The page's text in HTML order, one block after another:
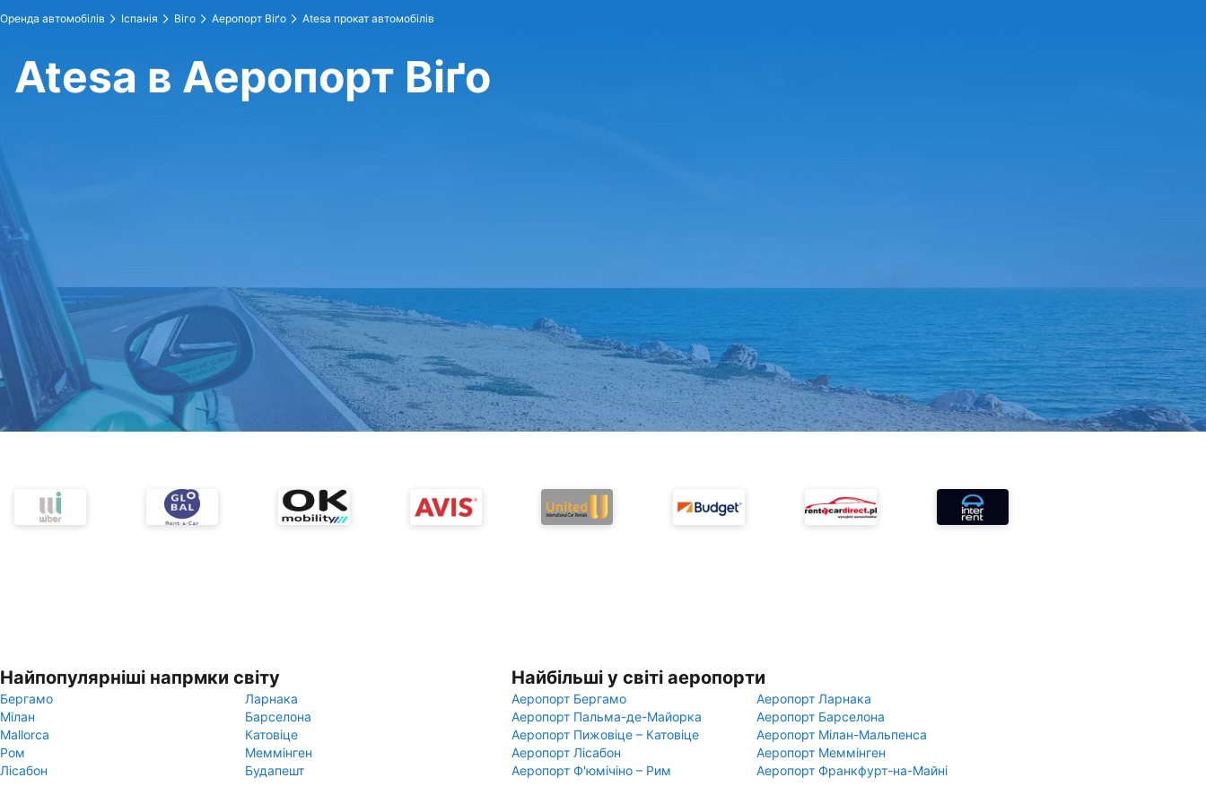
Оренда автомобілів Іспанія Віго Аеропорт Віґо Atesa прокат автомобілів
Atesa в Аеропорт Віґо
Найпопулярніші напрмки світу
Бергамо
Ларнака
Мілан
Барселона
Mallorca
Катовіце
Ром
Меммінген
Лісабон
Будапешт
Найбільші у світі аеропорти
Аеропорт Бергамо
Аеропорт Ларнака
Аеропорт Пальма-де-Майорка
Аеропорт Барселона
Аеропорт Пижовіце – Катовіце
Аеропорт Мілан-Мальпенса
Аеропорт Лісабон
Аеропорт Меммінген
Аеропорт Ф'юмічіно – Рим
Аеропорт Франкфурт-на-Майні